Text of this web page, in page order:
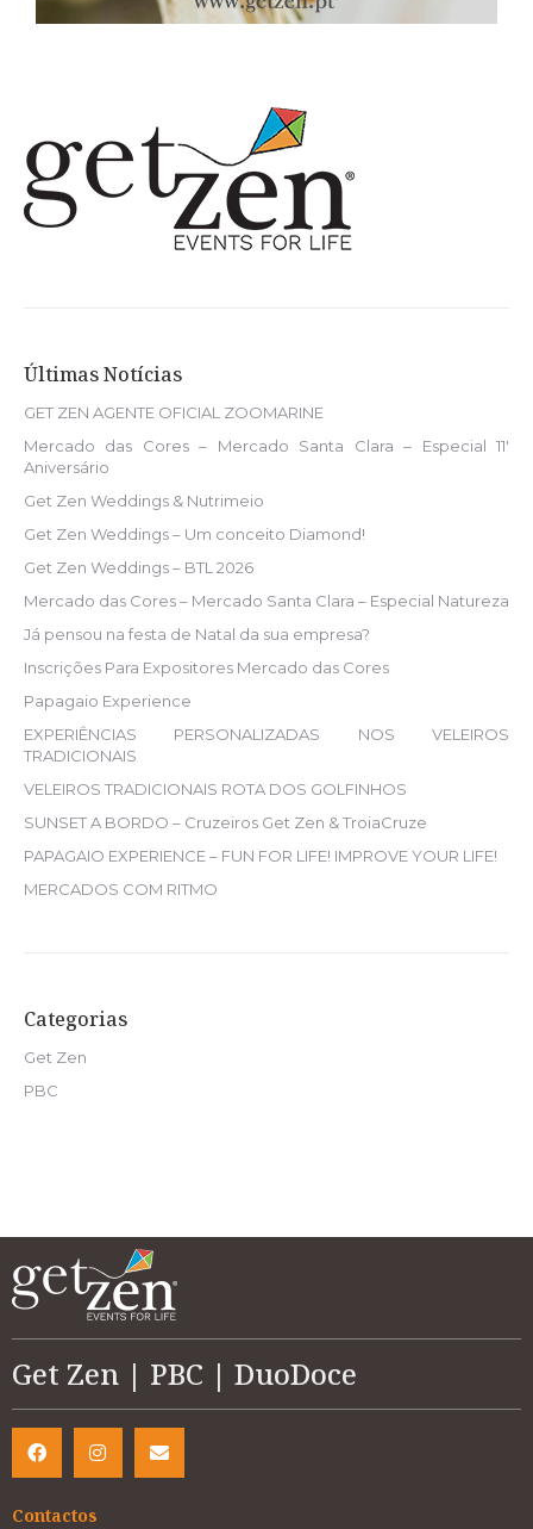
Últimas Notícias
GET ZEN AGENTE OFICIAL ZOOMARINE
Mercado das Cores – Mercado Santa Clara – Especial 11′
Aniversário
Get Zen Weddings & Nutrimeio
Get Zen Weddings – Um conceito Diamond!
Get Zen Weddings – BTL 2026
Mercado das Cores – Mercado Santa Clara – Especial Natureza
Já pensou na festa de Natal da sua empresa?
Inscrições Para Expositores Mercado das Cores
Papagaio Experience
EXPERIÊNCIAS PERSONALIZADAS NOS VELEIROS
TRADICIONAIS
VELEIROS TRADICIONAIS ROTA DOS GOLFINHOS
SUNSET A BORDO – Cruzeiros Get Zen & TroiaCruze
PAPAGAIO EXPERIENCE – FUN FOR LIFE! IMPROVE YOUR LIFE!
MERCADOS COM RITMO
Categorias
Get Zen
PBC
Get Zen | PBC | DuoDoce
Contactos